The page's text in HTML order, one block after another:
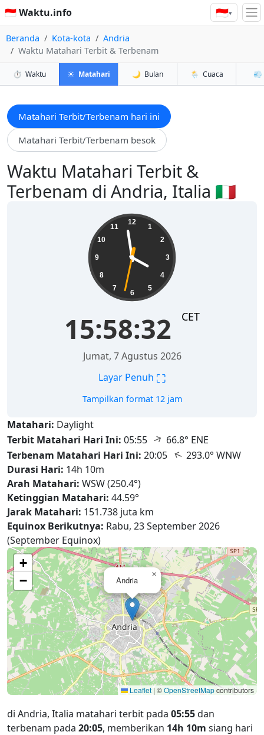
🇮🇩 Waktu.info 🇮🇩▾
Beranda Kota-kota
Andria
Waktu Matahari Terbit & Terbenam
⏱️ Waktu ☀️ Matahari 🌙 Bulan 🌦️ Cuaca 💨
Matahari Terbit/Terbenam hari ini
Matahari Terbit/Terbenam besok
Waktu Matahari Terbit &
Terbenam di Andria, Italia 🇮🇹
12
1
2
3
4
5
6
7
8
9
10
11
15:58:34 CET
Jumat, 7 Agustus 2026
Layar Penuh ⛶
Tampilkan format 12 jam
Matahari: Daylight
Terbit Matahari Hari Ini: 05:55 ↑ 66.8° ENE
Terbenam Matahari Hari Ini: 20:05 ↑ 293.0° WNW
Durasi Hari: 14h 10m
Arah Matahari: WSW (250.4°)
Ketinggian Matahari: 44.59°
Jarak Matahari: 151.738 juta km
Equinox Berikutnya: Rabu, 23 September 2026
(September Equinox)
Andria
×
+
−
Leaflet | ©OpenStreetMapcontributors
di Andria, Italia matahari terbit pada 05:55dan
terbenam pada 20:05, memberikan 14h 10m siang hari